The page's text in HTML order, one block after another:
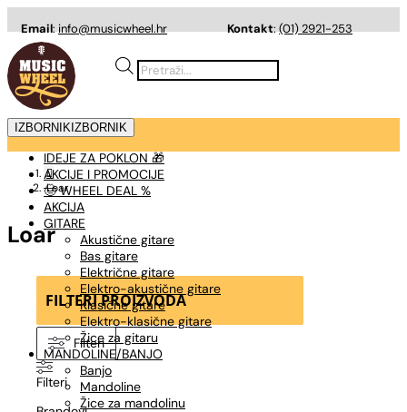
Email:info@musicwheel.hr Kontakt:(01) 2921-253
Products
search
IZBORNIK IZBORNIK
IDEJE ZA POKLON 🎁
AKCIJE I PROMOCIJE
🤠 WHEEL DEAL %
AKCIJA
GITARE
Akustične gitare
Bas gitare
Električne gitare
Elektro-akustične gitare
Klasične gitare
Elektro-klasične gitare
Žice za gitaru
MANDOLINE/BANJO
Banjo
Mandoline
Žice za mandolinu

Loar
Loar
FILTERI PROIZVODA
Filteri
Filteri